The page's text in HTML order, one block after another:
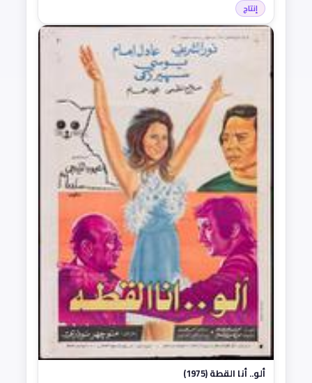
إنتاج
ألو.. أنا القطة (1975)